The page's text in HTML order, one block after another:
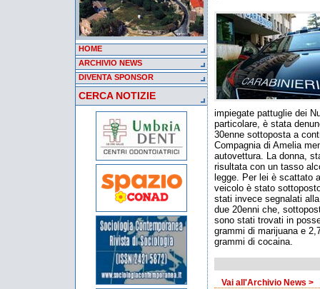
HOME
ARCHIVIO NEWS
DIVENTA SPONSOR
CERCA NOTIZIE
impiegate pattuglie dei
particolare, è stata
30enne sottoposta a
Compagnia di Amelia
autovettura. La donna,
risultata con un tasso
legge. Per lei è scattato
veicolo è stato
stati invece segnalati
due 20enni che,
sono stati trovati in
grammi di marijuana e
grammi di cocaina.
Vai all'Archivio News >